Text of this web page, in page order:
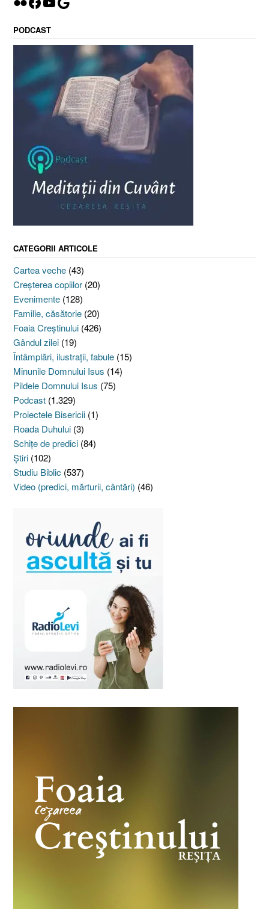
PODCAST
CATEGORII ARTICOLE
Cartea veche (43)
Creşterea copiilor (20)
Evenimente (128)
Familie, căsătorie (20)
Foaia Creştinului (426)
Gândul zilei (19)
Întâmplări, ilustraţii, fabule (15)
Minunile Domnului Isus (14)
Pildele Domnului Isus (75)
Podcast (1.329)
Proiectele Bisericii (1)
Roada Duhului (3)
Schiţe de predici (84)
Ştiri (102)
Studiu Biblic (537)
Video (predici, mărturii, cântări) (46)